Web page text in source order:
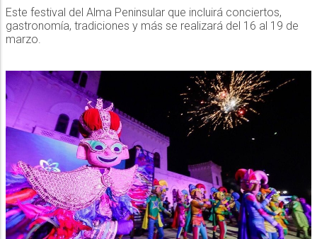
Este festival del Alma Peninsular que incluirá conciertos,
gastronomía, tradiciones y más se realizará del 16 al 19 de
marzo.